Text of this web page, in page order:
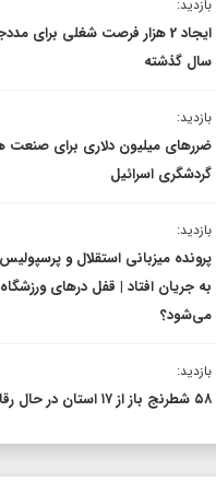
بازدید:
سال گذشته
بازدید:
ضررهای میلیون دلاری برای صنعت
گردشگری اسرائیل
بازدید:
پرونده میزبانی استقلال و
به جریان افتاد | قفل در‌های
می‌شود؟
بازدید:
۵۸ شطرنج‌ باز از ۱۷ استان در حال رقابت در گلمکان